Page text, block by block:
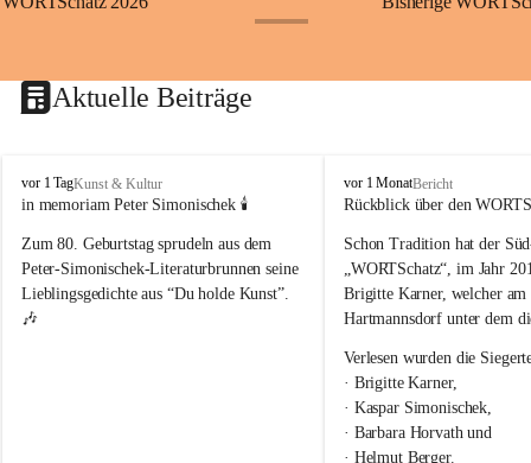
ihrer Ideen und Gedanken zum Thema “Es geht weiter”
Wir freuen uns auf zahlreiche Einreichungen!
Aktuelle Beiträge
W
O
T
S
c
h
vor 1 TagKunst & Kultur
in memoriam Peter Simonischek 🕯️
Zum 80. Geburtstag sprudeln aus dem
Peter-Simonischek-Literaturbrunnen seine
Lieblingsgedichte aus “Du holde Kunst”.
🎶
W
O
T
S
c
h
t
z
vor 1 MonatBericht
Rückblick über den
Schon Tradition hat der
„WORTSchatz“, im Jahr
Brigitte Karner, welcher
Hartmannsdorf unter dem
Verlesen wurden die
· Brigitte Karner,
· Kaspar Simonischek,
· Barbara Horvath und
· Helmut Berger.